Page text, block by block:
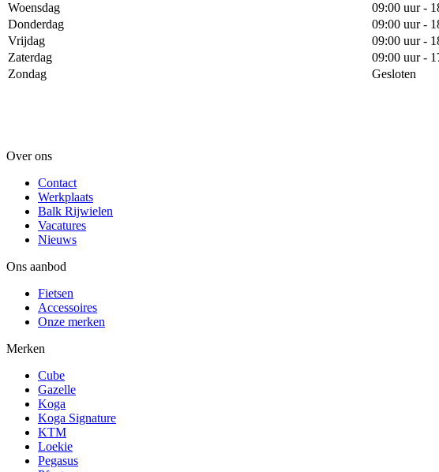
Woensdag
09:00 uur -
Donderdag
09:00 uur -
Vrijdag
09:00 uur -
Zaterdag
09:00 uur -
Zondag
Gesloten
Over ons
Contact
Werkplaats
Balk Rijwielen
Vacatures
Nieuws
Ons aanbod
Fietsen
Accessoires
Onze merken
Merken
Cube
Gazelle
Koga
Koga Signature
KTM
Loekie
Pegasus